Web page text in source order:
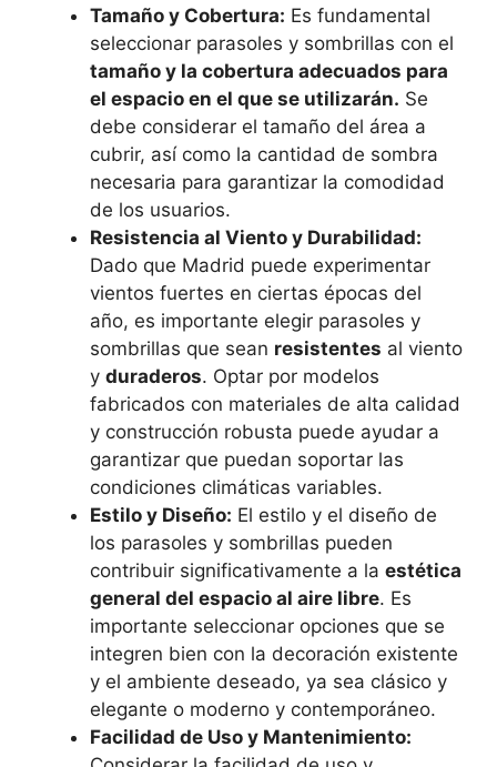
Tamaño y Cobertura: Es fundamental
seleccionar parasoles y sombrillas con el
tamaño y la cobertura adecuados para
el espacio en el que se utilizarán. Se
debe considerar el tamaño del área a
cubrir, así como la cantidad de sombra
necesaria para garantizar la comodidad
de los usuarios.
Resistencia al Viento y Durabilidad:
Dado que Madrid puede experimentar
vientos fuertes en ciertas épocas del
año, es importante elegir parasoles y
sombrillas que sean resistentes al viento
y duraderos. Optar por modelos
fabricados con materiales de alta calidad
y construcción robusta puede ayudar a
garantizar que puedan soportar las
condiciones climáticas variables.
Estilo y Diseño: El estilo y el diseño de
los parasoles y sombrillas pueden
contribuir significativamente a la estética
general del espacio al aire libre. Es
importante seleccionar opciones que se
integren bien con la decoración existente
y el ambiente deseado, ya sea clásico y
elegante o moderno y contemporáneo.
Facilidad de Uso y Mantenimiento: